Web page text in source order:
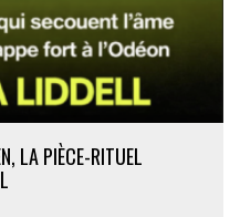
LA PIÈCE-RITUEL